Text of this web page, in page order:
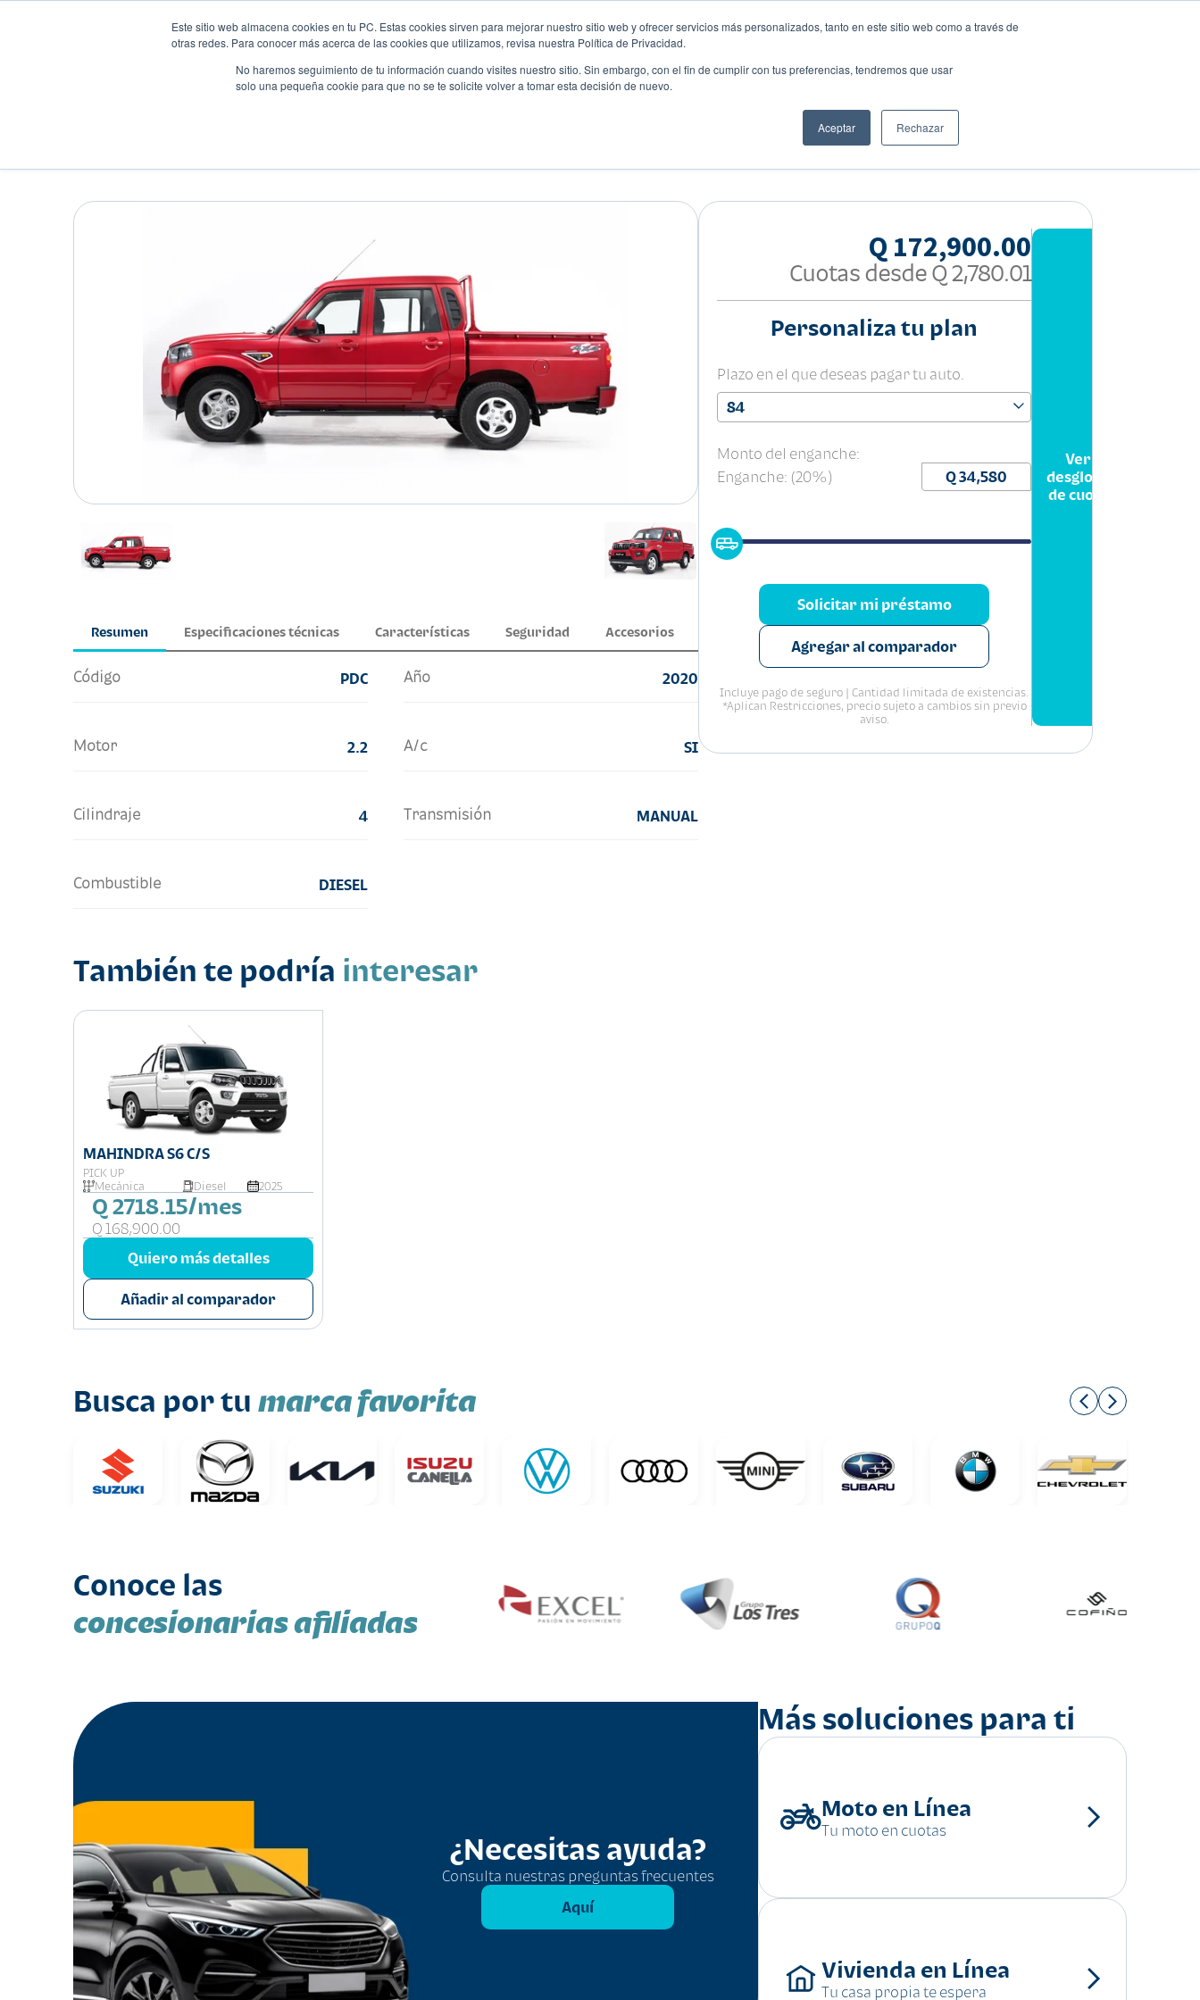
Este sitio web almacena cookies en tu PC. Estas cookies sirven para mejorar nuestro sitio web y ofrecer servicios más personalizados, tanto en este sitio web como a través de
otras redes. Para conocer más acerca de las cookies que utilizamos, revisa nuestra Política de Privacidad.
No haremos seguimiento de tu información cuando visites nuestro sitio. Sin embargo, con el fin de cumplir con tus preferencias, tendremos que usar
solo una pequeña cookie para que no se te solicite volver a tomar esta decisión de nuevo.
Aceptar Rechazar
Compartir:
Resumen Especificaciones técnicas Características Seguridad Accesorios
Código PDC Año 2020
Motor 2.2 A/c SI
Cilindraje 4 Transmisión MANUAL
Combustible DIESEL
Q 172,900.00
Cuotas desde Q 2,780.01
Personaliza tu plan
Plazo en el que deseas pagar tu auto.
84
Monto del enganche:
Enganche: (20%)
Solicitar mi préstamo
Agregar al comparador
Incluye pago de seguro | Cantidad limitada de existencias.
*Aplican Restricciones, precio sujeto a cambios sin previo
aviso.
Ver
desglose
de cuota
También te podría interesar
MAHINDRA S6 C/S
PICK UP
Mecánica
Diesel 2025
Q 2718.15/mes
Q 168,900.00
Quiero más detalles
Añadir al comparador
Busca por tu marca favorita
Conoce las
concesionarias afiliadas
¿Necesitas ayuda?
Consulta nuestras preguntas frecuentes
Aquí
Más soluciones para ti
Moto en Línea
Tu moto en cuotas
Vivienda en Línea
Tu casa propia te espera